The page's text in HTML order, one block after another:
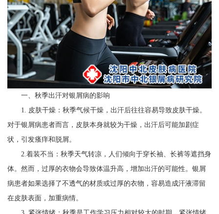
一、秋季出汗对银屑病的影响
1. 皮肤干燥：秋季气候干燥，出汗后往往容易导致皮肤干燥。
对于银屑病患者而言，皮肤本身就较为干燥，出汗后可能加剧症
状，引发瘙痒和脱屑。
2.着装不当：秋季天气转凉，人们倾向于穿长袖、长裤等遮挡身
体。然而，过厚的衣物会导致体温升高，增加出汗的可能性。银屑
病患者如果选择了不透气的材质或过厚的衣物，容易造成汗液滞留
在皮肤表面，加重病情。